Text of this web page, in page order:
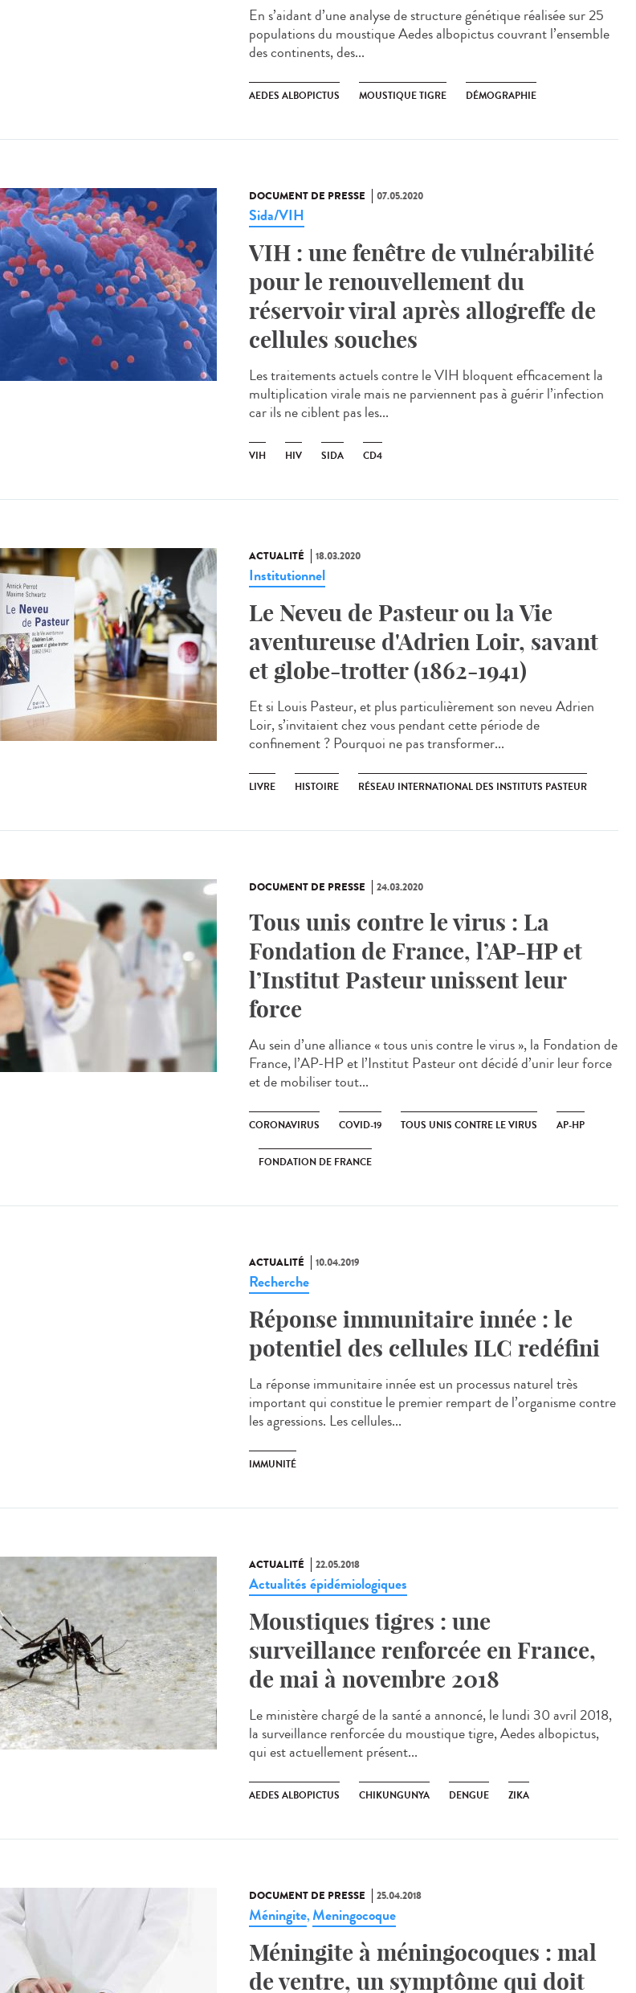
En s’aidant d’une analyse de structure génétique réalisée sur 25
populations du moustique Aedes albopictus couvrant l’ensemble
des continents, des...
AEDES ALBOPICTUS MOUSTIQUE TIGRE DÉMOGRAPHIE
DOCUMENT DE PRESSE 07.05.2020
Sida/VIH
VIH : une fenêtre de vulnérabilité
pour le renouvellement du
réservoir viral après allogreffe de
cellules souches
Les traitements actuels contre le VIH bloquent efficacement la
multiplication virale mais ne parviennent pas à guérir l’infection
car ils ne ciblent pas les...
VIH HIV SIDA CD4
ACTUALITÉ 18.03.2020
Institutionnel
Le Neveu de Pasteur ou la Vie
aventureuse d'Adrien Loir, savant
et globe-trotter (1862-1941)
Et si Louis Pasteur, et plus particulièrement son neveu Adrien
Loir, s’invitaient chez vous pendant cette période de
confinement ? Pourquoi ne pas transformer...
LIVRE HISTOIRE RÉSEAU INTERNATIONAL DES INSTITUTS PASTEUR
DOCUMENT DE PRESSE 24.03.2020
Tous unis contre le virus : La
Fondation de France, l’AP-HP et
l’Institut Pasteur unissent leur
force
Au sein d’une alliance « tous unis contre le virus », la Fondation de
France, l’AP-HP et l’Institut Pasteur ont décidé d’unir leur force
et de mobiliser tout...
CORONAVIRUS COVID-19 TOUS UNIS CONTRE LE VIRUS AP-HP
FONDATION DE FRANCE
ACTUALITÉ 10.04.2019
Recherche
Réponse immunitaire innée : le
potentiel des cellules ILC redéfini
La réponse immunitaire innée est un processus naturel très
important qui constitue le premier rempart de l’organisme contre
les agressions. Les cellules...
IMMUNITÉ
ACTUALITÉ 22.05.2018
Actualités épidémiologiques
Moustiques tigres : une
surveillance renforcée en France,
de mai à novembre 2018
Le ministère chargé de la santé a annoncé, le lundi 30 avril 2018,
la surveillance renforcée du moustique tigre, Aedes albopictus,
qui est actuellement présent...
AEDES ALBOPICTUS CHIKUNGUNYA DENGUE ZIKA
DOCUMENT DE PRESSE 25.04.2018
Méningite,Meningocoque
Méningite à méningocoques : mal
de ventre, un symptôme qui doit